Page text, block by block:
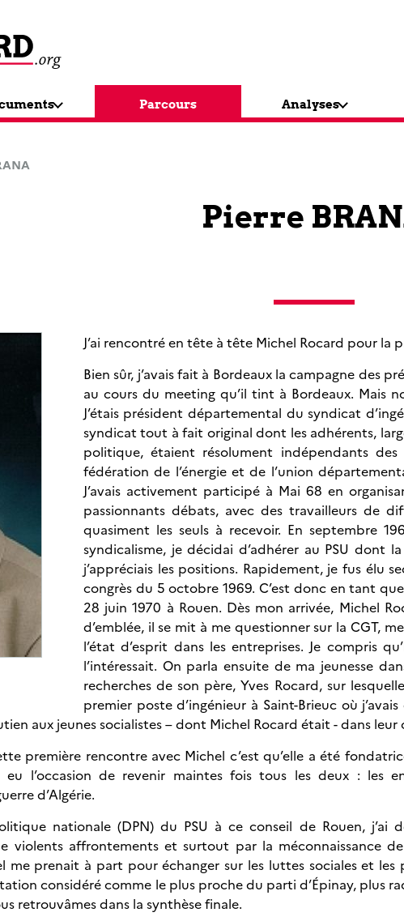
Parcours Analyses
Pierre
J’ai rencontré en tête à tête Michel Rocard pour la
Bien sûr, j’avais fait à Bordeaux la campagne des
au cours du meeting qu’il tint à Bordeaux. Mais
J’étais président départemental du syndicat
syndicat tout à fait original dont les adhérents,
politique, étaient résolument indépendants
fédération de l’énergie et de l’union
J’avais activement participé à Mai 68 en
passionnants débats, avec des travailleurs de
quasiment les seuls à recevoir. En septembre
syndicalisme, je décidai d’adhérer au PSU dont
j’appréciais les positions. Rapidement, je fus élu
congrès du 5 octobre 1969. C’est donc en tant
28 juin 1970 à Rouen. Dès mon arrivée, Michel
d’emblée, il se mit à me questionner sur la CGT,
l’état d’esprit dans les entreprises. Je compris
l’intéressait. On parla ensuite de ma jeunesse
recherches de son père, Yves Rocard, sur
premier poste d’ingénieur à Saint-Brieuc où
aux jeunes socialistes – dont Michel Rocard était - dans leur
première rencontre avec Michel c’est qu’elle a été
eu l’occasion de revenir maintes fois tous les deux : les
d’Algérie.
nationale (DPN) du PSU à ce conseil de Rouen, j’ai
violents affrontements et surtout par la méconnaissance
me prenait à part pour échanger sur les luttes sociales et les
considéré comme le plus proche du parti d’Épinay, plus
retrouvâmes dans la synthèse finale.